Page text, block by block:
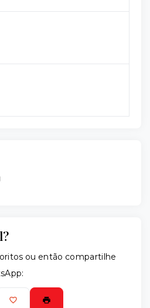
ou então compartilhe